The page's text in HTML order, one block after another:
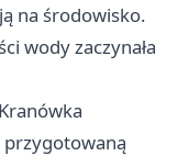
na środowisko.
wody zaczynała
przygotowaną